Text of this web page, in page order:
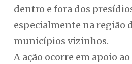
dentro e fora dos
especialmente na região
municípios vizinhos.
A ação ocorre em apoio